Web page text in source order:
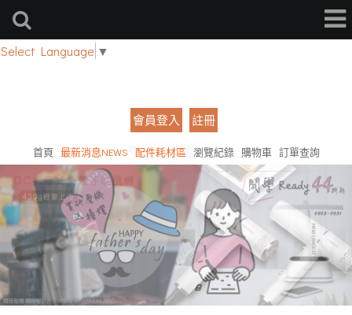
Select Language ▼
會員登入 註冊
首頁 最新消息NEWS 配件耗材區 瀏覽紀錄 購物車 訂單查詢